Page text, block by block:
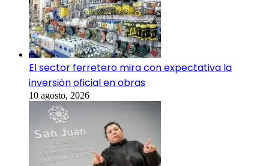
El sector ferretero mira con expectativa la
inversión oficial en obras
10 agosto, 2026